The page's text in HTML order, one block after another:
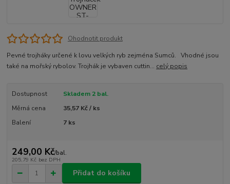
Ohodnotit produkt
Pevné trojháky určené k lovu velkých ryb zejména Sumců. Vhodné jsou
také na mořský rybolov. Trojhák je vybaven cuttin... celý popis
Dostupnost
Skladem 2 bal.
Měrná cena
35,57 Kč / ks
Balení
7 ks
249,00 Kč/bal.
205,79 Kč bez DPH
Přidat do košíku